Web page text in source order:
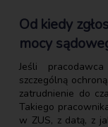
Od kiedy
mocy
Jeśli
szczególną
zatrudnienie do
Takiego
w ZUS, z datą, z